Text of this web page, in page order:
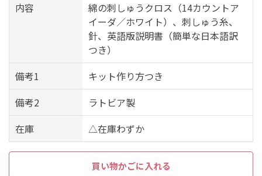
内容
綿の刺しゅうクロス（14カウントア
イーダ／ホワイト）、刺しゅう糸、
針、英語版説明書（簡単な日本語訳
つき）
備考1
キット作り方つき
備考2
ラトビア製
在庫
△在庫わずか
買い物かごに入れる